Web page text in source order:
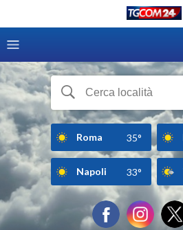
Roma 35°
Napoli 33°